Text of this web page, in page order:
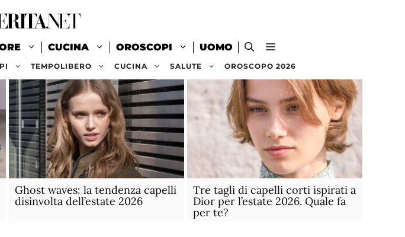
CUCINA OROSCOPI UOMO
TEMPOLIBERO CUCINA SALUTE OROSCOPO 2026
Ghost waves: la tendenza capelli
disinvolta dell’estate 2026
Tre tagli di capelli corti ispirati a
Dior per l’estate 2026. Quale fa
per te?